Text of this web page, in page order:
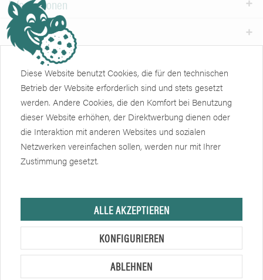
Informationen
Weiteres
Newsletter
Zertifikate Soziale Netzwerke
Hersteller, sofern nicht anders angegeben, ist die Friedrich Eberlein GmbH.
Verkauf nur an Unternehmer, Gewerbetreibende, Freiberufler und öffentliche
Institutionen, nicht jedoch an Verbraucher im Sinne des § 13 BGB. Alle
Preise in Euro zzgl. gesetzl. MwSt. Angebote freibleibend.
Diese Website benutzt Cookies, die für den technischen
Betrieb der Website erforderlich sind und stets gesetzt
werden. Andere Cookies, die den Komfort bei Benutzung
dieser Website erhöhen, der Direktwerbung dienen oder
die Interaktion mit anderen Websites und sozialen
Netzwerken vereinfachen sollen, werden nur mit Ihrer
Zustimmung gesetzt.
ALLE AKZEPTIEREN
KONFIGURIEREN
ABLEHNEN